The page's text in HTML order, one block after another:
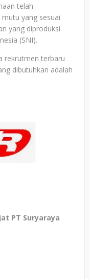
telah
yang sesuai
yang diproduksi
(SNI).
rekrutmen terbaru
dibutuhkan adalah
PT Suryaraya